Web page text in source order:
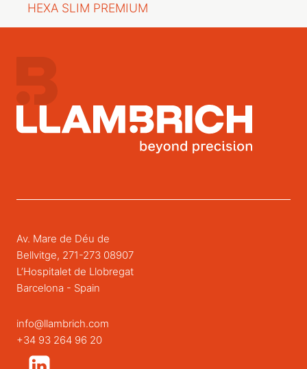
HEXA SLIM PREMIUM
Av. Mare de Déu de
Bellvitge, 271-273 08907
L’Hospitalet de Llobregat
Barcelona - Spain
info@llambrich.com
+34 93 264 96 20